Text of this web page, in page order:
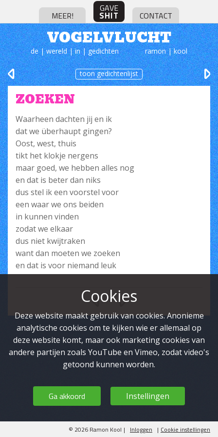
Cookies
Deze website maakt gebruik van cookies. Anonieme
analytische cookies om te kijken wie er allemaal op
deze website komt, maar ook marketing cookies van
andere partijen zoals YouTube en Vimeo, zodat video's
getoond kunnen worden.
Ga akkoord Instellingen
MEER!
GAVE
SHIT CONTACT
VOGELVLUCHT
de | wereld | in | gedichten ramon | kool
toon gedichtenlijst
ZOEKEN
Waarheen dachten jij en ik
dat we überhaupt gingen?
Oost, west, thuis
tikt het klokje nergens
maar goed, we hebben alles nog
en dat is beter dan niks
dus stel ik een voorstel voor
een waar we ons beiden
in kunnen vinden
zodat we elkaar
dus niet kwijtraken
want dan moeten we zoeken
en dat is voor niemand leuk
© 2026 Ramon Kool | Inloggen | Cookie instellingen